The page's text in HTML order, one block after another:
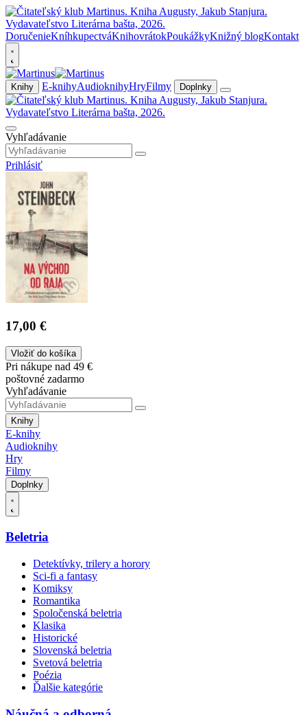
DoručenieKníhkupectváKnihovrátokPoukážkyKnižný blogKontakt
Knihy E-knihyAudioknihyHryFilmy Doplnky
Vyhľadávanie
Prihlásiť
17,00 €
Vložiť do košíka
Pri nákupe nad 49 €
poštovné zadarmo
Vyhľadávanie
Knihy
E-knihy
Audioknihy
Hry
Filmy
Doplnky
Beletria
Detektívky, trilery a horory
Sci-fi a fantasy
Komiksy
Romantika
Spoločenská beletria
Klasika
Historické
Slovenská beletria
Svetová beletria
Poézia
Ďalšie kategórie